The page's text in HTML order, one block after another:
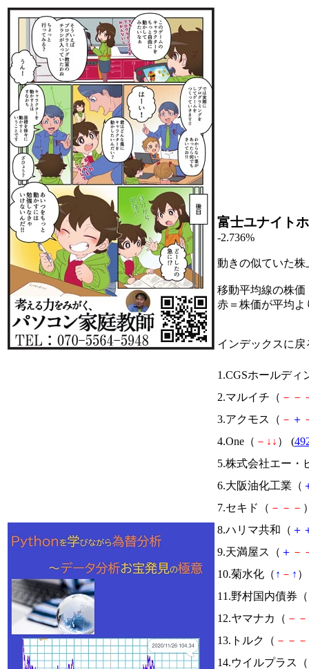
富士ユナイト
-2.736%
動きの似ていた
移動平均線の株価
赤＝株価が平均
インデックスに戻
1.CGSホールディ
2.マルイチ（ － －
3.アクモス（ － ＋
4.One（ － ↓ ↓ ） (
5.株式会社エー・
6.大阪油化工業（
7.セキド（ － － －
8.ハリマ共和（ ＋
9.天満屋ス（ ＋ －
10.菊水化（ ↑ － ↑
11.野村国内債券（
12.ヤマナカ（ － －
13.トルク（ － － －
14.ウイルプラス（